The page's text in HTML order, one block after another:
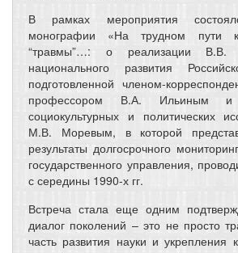
В рамках мероприятия
монографии «На трудном пути
“травмы”…: о реализации В.В.
национального развития
подготовленной членом-
профессором В.А. Ильиным
социокультурных и политических
М.В. Моревым, в которой
результаты долгосрочного
государственного управления,
с середины 1990-х гг.
Встреча стала еще одним
диалог поколений – это не просто
часть развития науки и укрепления